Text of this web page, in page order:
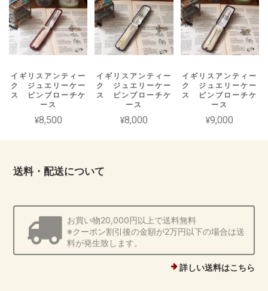
イギリスアンティー
ク ジュエリーケー
ス ピンブローチケ
ース
¥8,500
イギリスアンティー
ク ジュエリーケー
ス ピンブローチケ
ース
¥8,000
イギリスアンティー
ク ジュエリーケー
ス ピンブローチケ
ース
¥9,000
送料・配送について
お買い物20,000円以上で送料無料
※クーポン割引後の金額が2万円以下の場合は送
料が発生致します。
詳しい送料はこちら